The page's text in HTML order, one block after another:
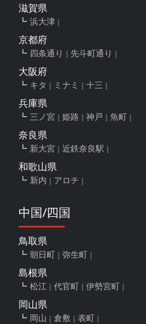
滋賀県
浜大津
京都府
四条通り 先斗町通り
大阪府
キタ ミナミ 十三
兵庫県
三ノ宮 姫路 神戸 魚町
奈良県
新大宮 近鉄奈良駅
和歌山県
新内 アロチ
中国/四国
鳥取県
朝日町 弥生町
島根県
松江 代官町 伊勢宮町
岡山県
岡山 倉敷 表町